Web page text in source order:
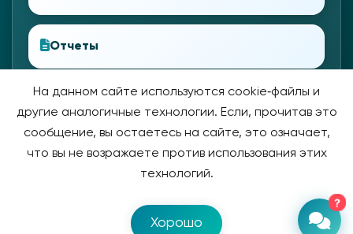
Отчеты
© 2026 Прокопьевская Городская Больница.
Разработка
На данном сайте используются cookie‑файлы и
другие аналогичные технологии. Если, прочитав это
сообщение, вы остаетесь на сайте, это означает,
что вы не возражаете против использования этих
технологий.
Хорошо
?